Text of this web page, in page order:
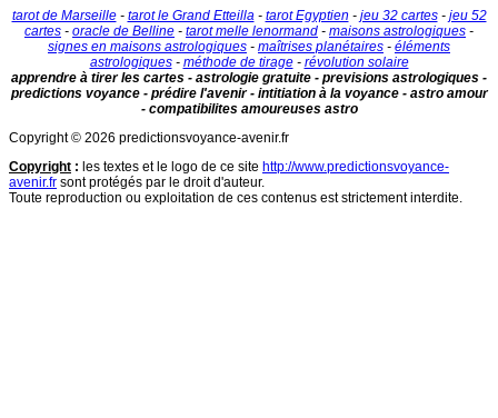
tarot de Marseille- tarot le Grand Etteilla- tarot Egyptien - jeu 32 cartes- jeu 52
cartes - oracle de Belline - tarot melle lenormand - maisons astrologiques -
signes en maisons astrologiques - maîtrises planétaires - éléments
astrologiques- méthode de tirage- révolution solaire
apprendre à tirer les cartes - astrologie gratuite - previsions astrologiques -
predictions voyance - prédire l'avenir - intitiation à la voyance - astro amour
- compatibilites amoureuses astro
Copyright © 2026 predictionsvoyance-avenir.fr
Copyright : les textes et le logo de ce site http://www.predictionsvoyance-
avenir.fr sont protégés par le droit d'auteur.
Toute reproduction ou exploitation de ces contenus est strictement interdite.